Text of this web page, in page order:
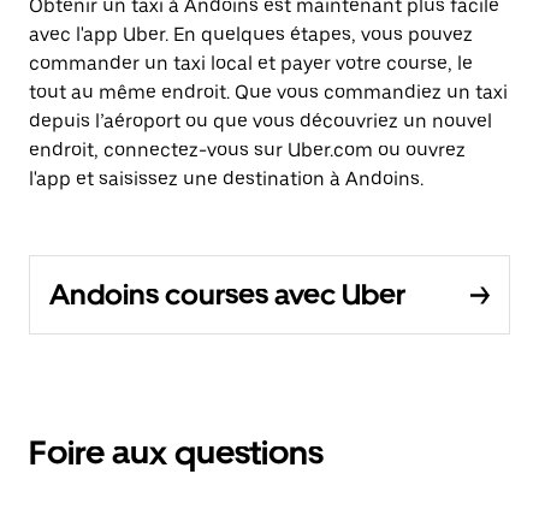
Obtenir un taxi à Andoins est maintenant plus facile
avec l'app Uber. En quelques étapes, vous pouvez
commander un taxi local et payer votre course, le
tout au même endroit. Que vous commandiez un taxi
depuis l’aéroport ou que vous découvriez un nouvel
endroit, connectez-vous sur Uber.com ou ouvrez
l'app et saisissez une destination à Andoins.
Andoins courses avec Uber
Foire aux questions